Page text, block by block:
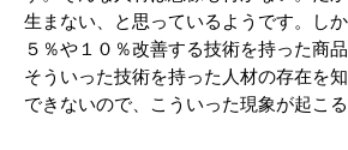
生まない、と思っているようです。し
５％や１０％改善する技術を持った商
そういった技術を持った人材の存在を
できないので、こういった現象が起こる